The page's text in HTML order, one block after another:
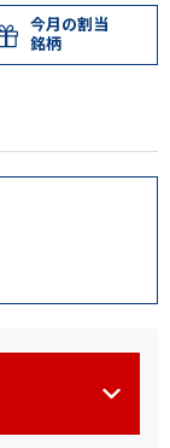
今月の割当
銘柄